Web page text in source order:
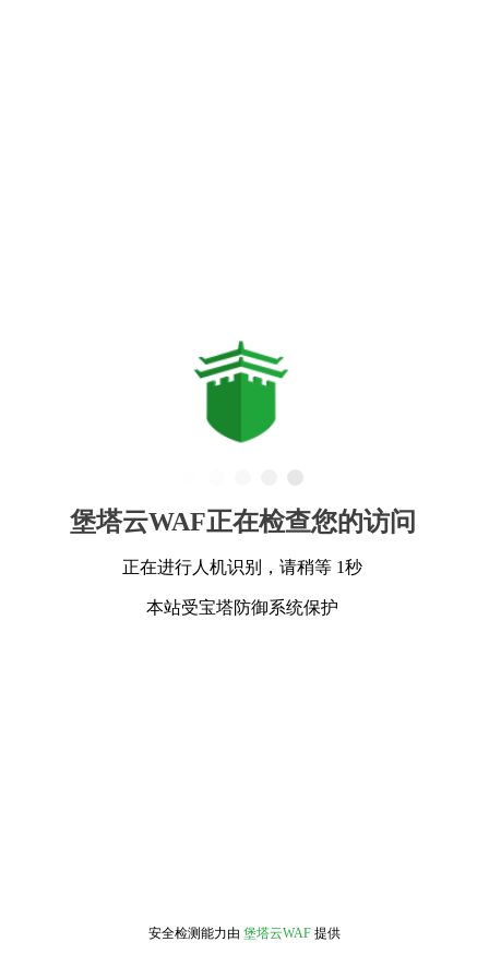
堡塔云WAF正在检查您的访问
正在进行人机识别，请稍等 1秒
本站受宝塔防御系统保护
安全检测能力由 堡塔云WAF 提供